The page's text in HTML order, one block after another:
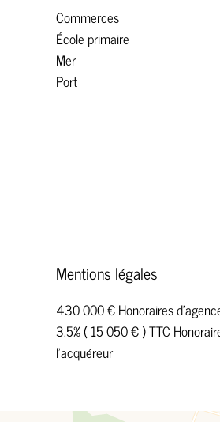
Commerces
École primaire
Mer
Port
Mentions légales
430 000 € Honoraires
3.5% ( 15 050 € ) TTC
l'acquéreur